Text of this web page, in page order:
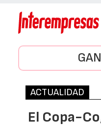
ACTUALIDAD
El Copa-